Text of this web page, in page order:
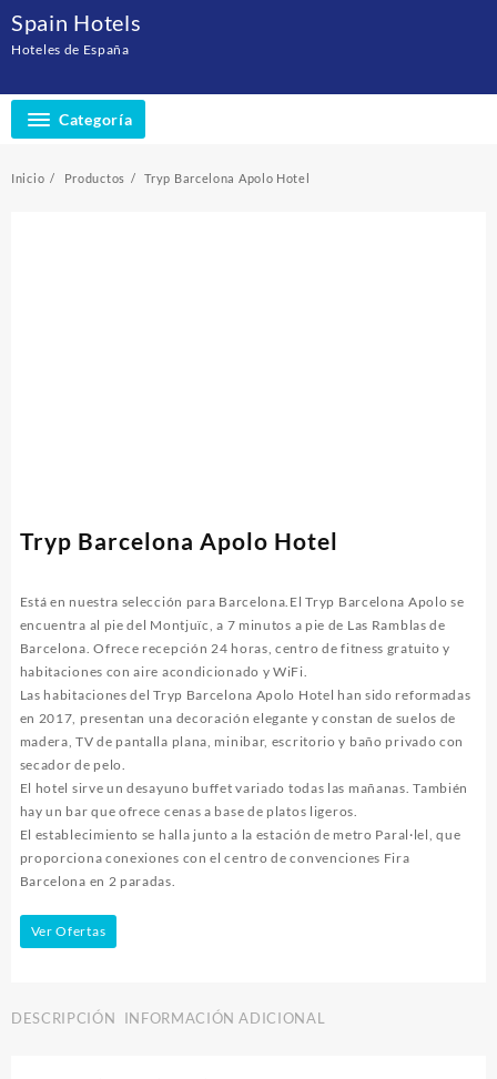
contenido
Spain Hotels
Hoteles de España
Categoría
Inicio Productos Tryp Barcelona Apolo Hotel
Tryp Barcelona Apolo Hotel
Está en nuestra selección para Barcelona.El Tryp Barcelona Apolo se
encuentra al pie del Montjuïc, a 7 minutos a pie de Las Ramblas de
Barcelona. Ofrece recepción 24 horas, centro de fitness gratuito y
habitaciones con aire acondicionado y WiFi.
Las habitaciones del Tryp Barcelona Apolo Hotel han sido reformadas
en 2017, presentan una decoración elegante y constan de suelos de
madera, TV de pantalla plana, minibar, escritorio y baño privado con
secador de pelo.
El hotel sirve un desayuno buffet variado todas las mañanas. También
hay un bar que ofrece cenas a base de platos ligeros.
El establecimiento se halla junto a la estación de metro Paral·lel, que
proporciona conexiones con el centro de convenciones Fira
Barcelona en 2 paradas.
Ver Ofertas
DESCRIPCIÓN INFORMACIÓN ADICIONAL